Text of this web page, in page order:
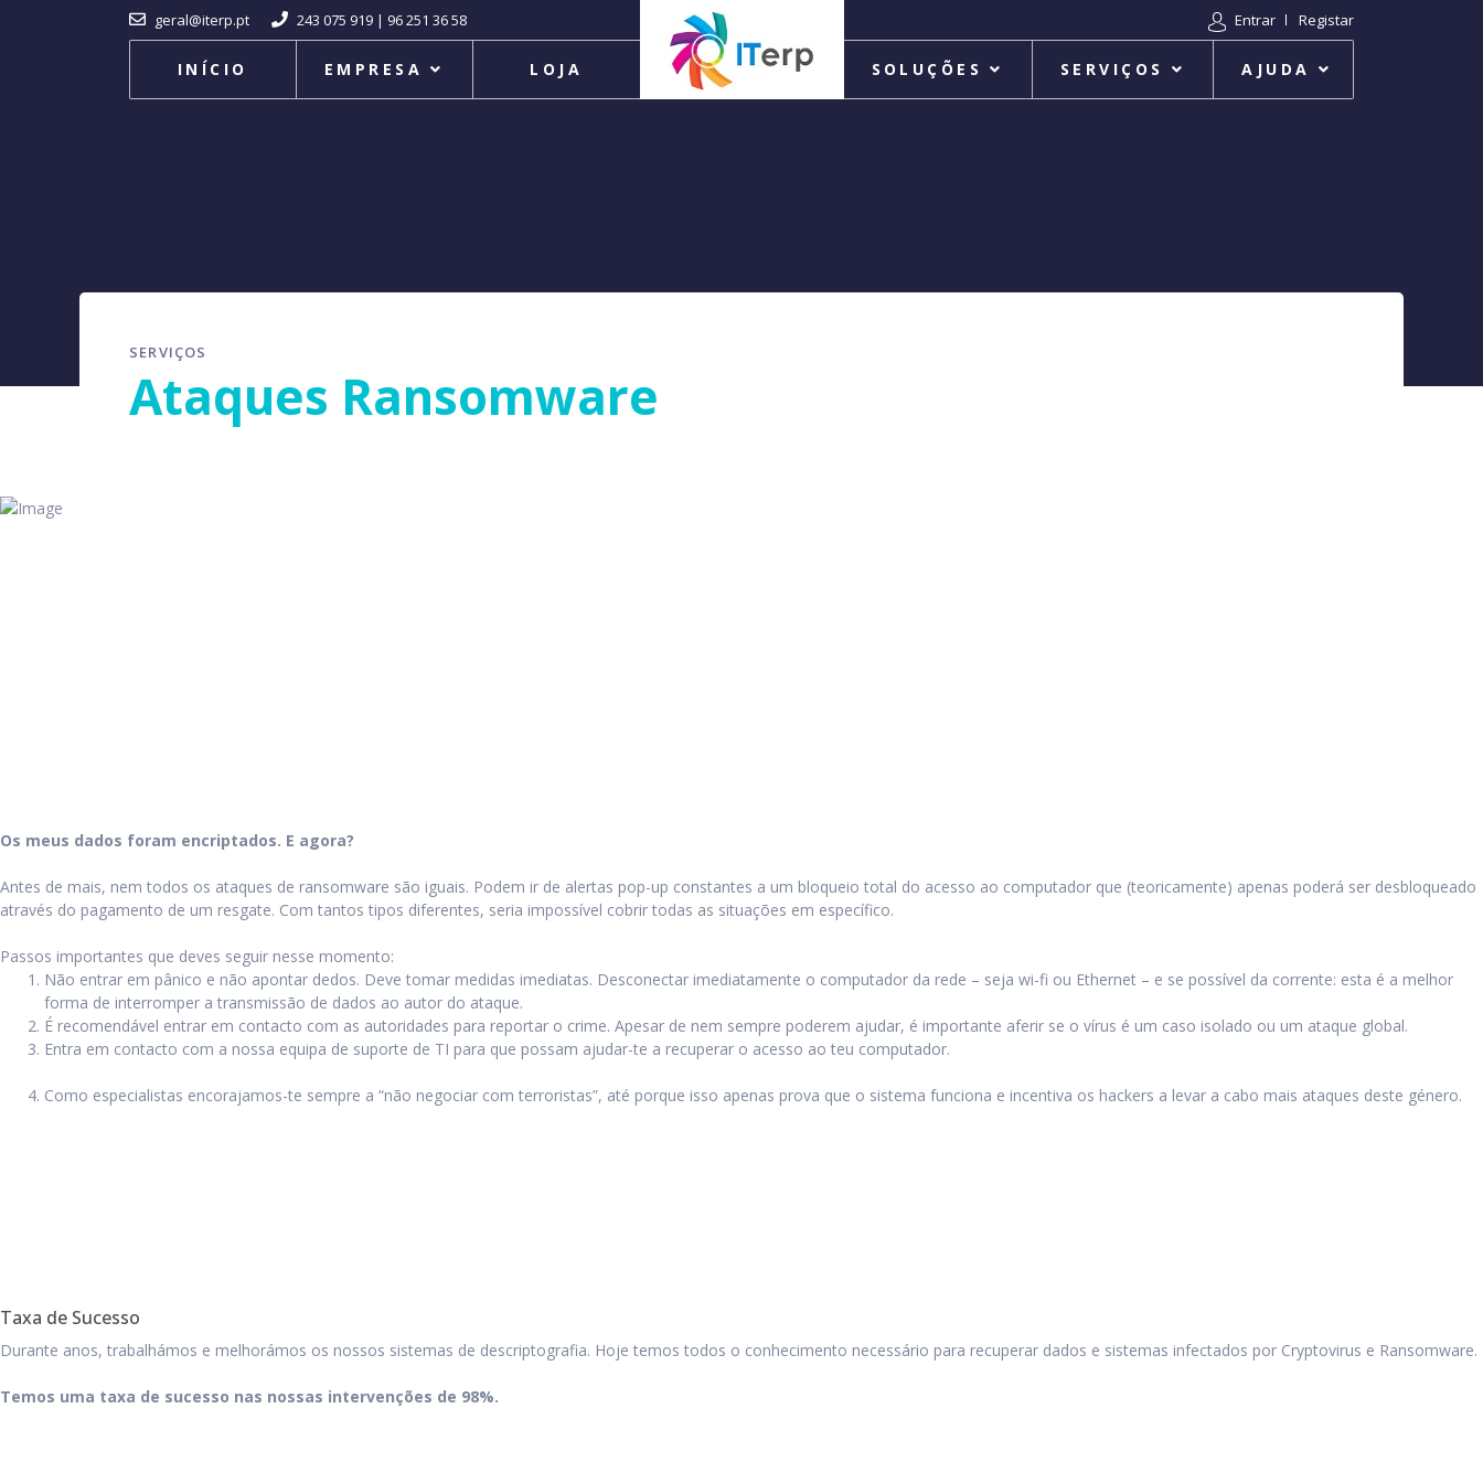
geral@iterp.pt 243 075 919 | 96 251 36 58
INÍCIO EMPRESA LOJA
Entrar Registar
SOLUÇÕES SERVIÇOS AJUDA
SERVIÇOS
Ataques Ransomware
Os meus dados foram encriptados. E agora?
Antes de mais, nem todos os ataques de ransomware são iguais. Podem ir de alertas pop-up constantes a um bloqueio total do acesso ao computador que (teoricamente) apenas poderá ser desbloqueado
através do pagamento de um resgate. Com tantos tipos diferentes, seria impossível cobrir todas as situações em específico.
Passos importantes que deves seguir nesse momento:
Não entrar em pânico e não apontar dedos. Deve tomar medidas imediatas. Desconectar imediatamente o computador da rede – seja wi-fi ou Ethernet – e se possível da corrente: esta é a melhor
forma de interromper a transmissão de dados ao autor do ataque.
É recomendável entrar em contacto com as autoridades para reportar o crime. Apesar de nem sempre poderem ajudar, é importante aferir se o vírus é um caso isolado ou um ataque global.
Entra em contacto com a nossa equipa de suporte de TI para que possam ajudar-te a recuperar o acesso ao teu computador.
Como especialistas encorajamos-te sempre a “não negociar com terroristas”, até porque isso apenas prova que o sistema funciona e incentiva os hackers a levar a cabo mais ataques deste género.
Taxa de Sucesso
Durante anos, trabalhámos e melhorámos os nossos sistemas de descriptografia. Hoje temos todos o conhecimento necessário para recuperar dados e sistemas infectados por Cryptovirus e Ransomware.
Temos uma taxa de sucesso nas nossas intervenções de 98%.